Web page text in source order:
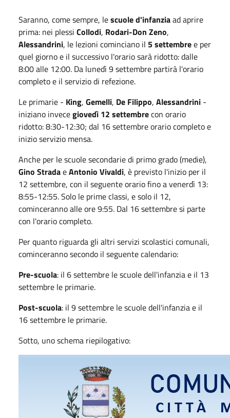
Saranno, come sempre, lescuole d'infanziaad aprire
prima: nei plessi Collodi, Rodari-Don Zeno,
Alessandrini, le lezioni cominciano il 5 settembree per
quel giorno e il successivo l'orario sarà ridotto: dalle
8:00 alle 12:00. Da lunedì 9 settembre partirà l'orario
completo e il servizio di refezione.
Le primarie - King, Gemelli, De Filippo, Alessandrini -
iniziano invecegiovedì 12 settembrecon orario
ridotto: 8:30-12:30; dal 16 settembre orario completo e
inizio servizio mensa.
Anche per le scuole secondarie di primo grado (medie),
Gino StradaeAntonio Vivaldi, è previsto l'inizio per il
12 settembre, con il seguente orario fino a venerdì 13:
8:55-12:55. Solo le prime classi, e solo il 12,
cominceranno alle ore 9:55. Dal 16 settembre si parte
con l'orario completo.
Per quanto riguarda gli altri servizi scolastici comunali,
cominceranno secondo il seguente calendario:
Pre-scuola: il 6 settembre le scuole dell'infanzia e il 13
settembre le primarie.
Post-scuola: il 9 settembre le scuole dell'infanzia e il
16 settembre le primarie.
Sotto, uno schema riepilogativo: